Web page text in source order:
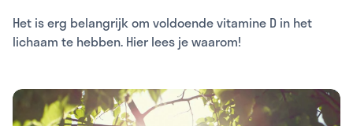
Het is erg belangrijk om voldoende vitamine D in het
lichaam te hebben. Hier lees je waarom!